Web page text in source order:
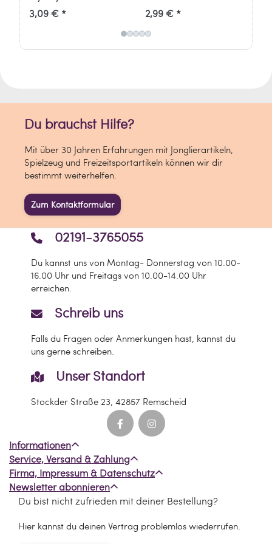
Hier findest du unser Video:
Verantwortlich für dieses Produkt ist der
Ballaballa - Spielwaren und Freizeitsport
GmbH
Stockder Str. 23
Deutschland
info[at]ballaballa.de
3,09 € * 2,99 € *
Du brauchst Hilfe?
Mit über 30 Jahren Erfahrungen mit Jonglierartikeln,
Spielzeug und Freizeitsportartikeln können wir dir
bestimmt weiterhelfen.
Zum Kontaktformular
Schreib uns
Falls du Fragen oder Anmerkungen hast, kannst du
uns gerne schreiben.
02191-3765055
Du kannst uns von Montag- Donnerstag von 10.00-
16.00 Uhr und Freitags von 10.00-14.00 Uhr
erreichen.
Unser Standort
Stockder Straße 23, 42857 Remscheid
Informationen
Service, Versand & Zahlung
Firma, Impressum & Datenschutz
Newsletter abonnieren
Du bist nicht zufrieden mit deiner Bestellung?
Hier kannst du deinen Vertrag problemlos wiederrufen.